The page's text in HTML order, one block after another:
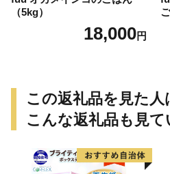
（5kg）
18,000円
この返礼品を見た人
こんな返礼品も見て